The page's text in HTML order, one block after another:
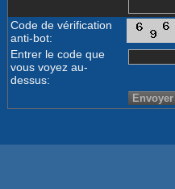
Code de vérification
anti-bot:
Entrer le code que
vous voyez au-
dessus: